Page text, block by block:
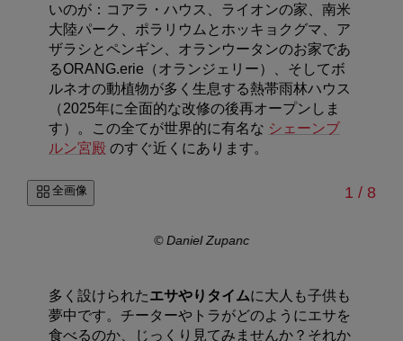
いのが：コアラ・ハウス、ライオンの家、南米
大陸パーク、ポラリウムとホッキョクグマ、ア
ザラシとペンギン、オランウータンのお家であ
るORANG.erie（オランジェリー）、そしてボ
ルネオの動植物が多く生息する熱帯雨林ハウス
（2025年に全面的な改修の後再オープンしま
す）。この全てが世界的に有名な シェーンブ
ルン宮殿 のすぐ近くにあります。
全画像 1 // 8
© Daniel Zupanc
多く設けられたエサやりタイムに大人も子供も
夢中です。チーターやトラがどのようにエサを
食べるのか、じっくり見てみませんか？それか